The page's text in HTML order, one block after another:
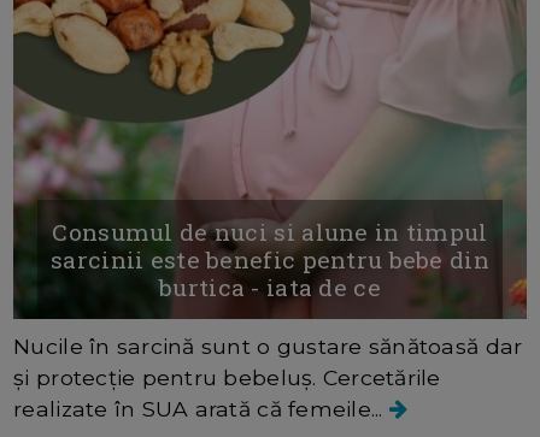
Consumul de nuci si alune in timpul
sarcinii este benefic pentru bebe din
burtica - iata de ce
Nucile în sarcină sunt o gustare sănătoasă dar
și protecție pentru bebeluș. Cercetările
realizate în SUA arată că femeile...